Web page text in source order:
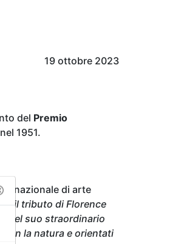
19 ottobre 2023
del Premio
1951.
di arte
è il tributo di Florence
del suo straordinario
la natura e orientati